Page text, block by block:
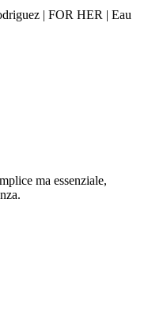
ma essenziale,